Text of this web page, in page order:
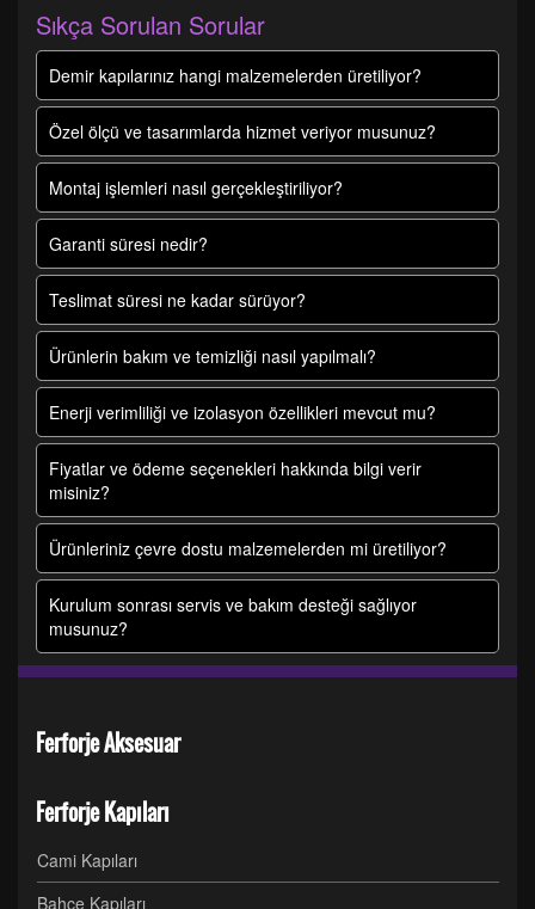
Sıkça Sorulan Sorular
Demir kapılarınız hangi malzemelerden üretiliyor?
Özel ölçü ve tasarımlarda hizmet veriyor musunuz?
Montaj işlemleri nasıl gerçekleştiriliyor?
Garanti süresi nedir?
Teslimat süresi ne kadar sürüyor?
Ürünlerin bakım ve temizliği nasıl yapılmalı?
Enerji verimliliği ve izolasyon özellikleri mevcut mu?
Fiyatlar ve ödeme seçenekleri hakkında bilgi verir
misiniz?
Ürünleriniz çevre dostu malzemelerden mi üretiliyor?
Kurulum sonrası servis ve bakım desteği sağlıyor
musunuz?
Ferforje Aksesuar
Ferforje Kapıları
Cami Kapıları
Bahçe Kapıları